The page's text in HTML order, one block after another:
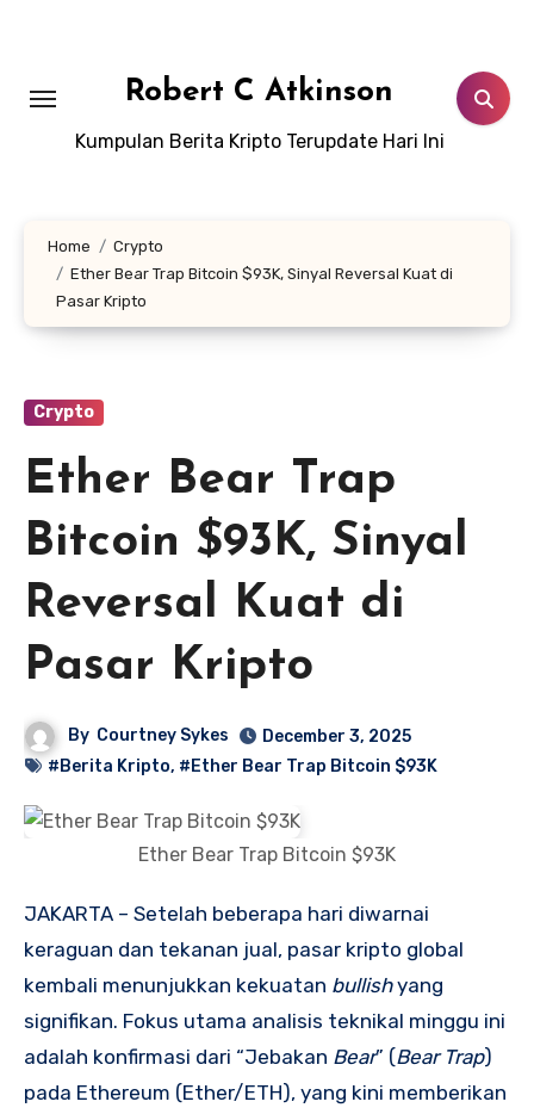
Robert C Atkinson
Kumpulan Berita Kripto Terupdate Hari Ini
Home
Crypto
Ether Bear Trap Bitcoin $93K, Sinyal Reversal Kuat di
Pasar Kripto
Crypto
Ether Bear Trap
Bitcoin $93K, Sinyal
Reversal Kuat di
Pasar Kripto
By Courtney Sykes
December 3, 2025
#Berita Kripto, #Ether Bear Trap Bitcoin $93K
Ether Bear Trap Bitcoin $93K
JAKARTA – Setelah beberapa hari diwarnai
keraguan dan tekanan jual, pasar kripto global
kembali menunjukkan kekuatan bullishyang
signifikan. Fokus utama analisis teknikal minggu ini
adalah konfirmasi dari “Jebakan Bear” (Bear Trap)
pada Ethereum (Ether/ETH), yang kini memberikan